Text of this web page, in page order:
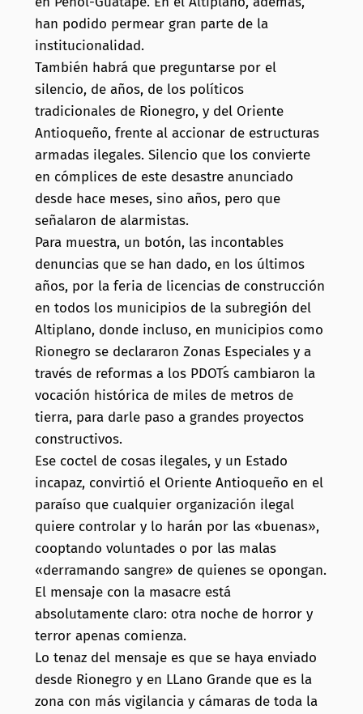
han podido permear gran parte de la
institucionalidad.
También habrá que preguntarse por el
silencio, de años, de los políticos
tradicionales de Rionegro, y del Oriente
Antioqueño, frente al accionar de estructuras
armadas ilegales. Silencio que los convierte
en cómplices de este desastre anunciado
desde hace meses, sino años, pero que
señalaron de alarmistas.
Para muestra, un botón, las incontables
denuncias que se han dado, en los últimos
años, por la feria de licencias de construcción
en todos los municipios de la subregión del
Altiplano, donde incluso, en municipios como
Rionegro se declararon Zonas Especiales y a
través de reformas a los PDOT´s cambiaron la
vocación histórica de miles de metros de
tierra, para darle paso a grandes proyectos
constructivos.
Ese coctel de cosas ilegales, y un Estado
incapaz, convirtió el Oriente Antioqueño en el
paraíso que cualquier organización ilegal
quiere controlar y lo harán por las «buenas»,
cooptando voluntades o por las malas
«derramando sangre» de quienes se opongan.
El mensaje con la masacre está
absolutamente claro: otra noche de horror y
terror apenas comienza.
Lo tenaz del mensaje es que se haya enviado
desde Rionegro y en LLano Grande que es la
zona con más vigilancia y cámaras de toda la